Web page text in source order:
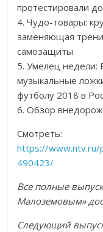
протестировали
4. Чудо-товары:
заменяющая
самозащиты
5. Умелец недели:
музыкальные
футболу 2018 в
6. Обзор
Смотреть:
https://www.ntv.ru/
490423/
Все полные
Малоземовым»
Следующий